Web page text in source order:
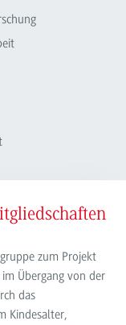
zum Projekt
Übergang von der
das
Kindesalter,